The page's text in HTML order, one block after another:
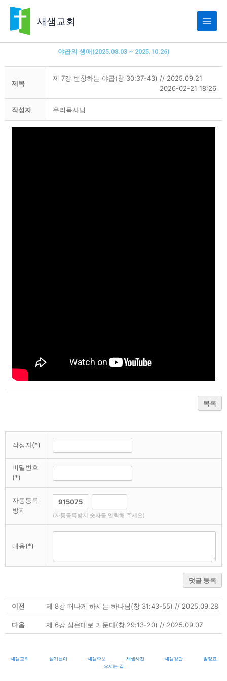
뛰
새샘교회
야곱의 생애(2025.08.03 ~ 2025.10.26)
제목
제 7강 번창하는 야곱(창 30:37-43) // 2025.09.21
2026-02-21 18:26
작성자 우리목사님
목록
작성자(*)
비밀번호
(*)
자동등록
방지
(자동등록방지 숫자를 입력해 주세요)
내용(*)
댓글 등록
이전 제 8강 떠나게 하시는 하나님(창 31:43-55) // 2025.09.28
다음 제 6강 심은대로 거둔다(창 29:13-20) // 2025.09.07
새샘교회 섬기는이 새샘주보 새샘사진 새샘강단
일정표
오시는 길